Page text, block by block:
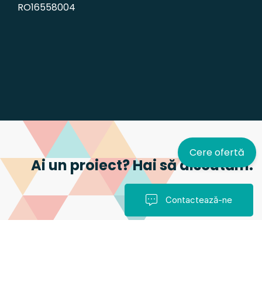
Cere ofertă
RO16558004
Ai un proiect? Hai să discutăm.
Contactează-ne